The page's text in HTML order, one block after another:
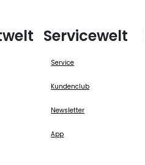
Servicewelt
Service
Kundenclub
Newsletter
App